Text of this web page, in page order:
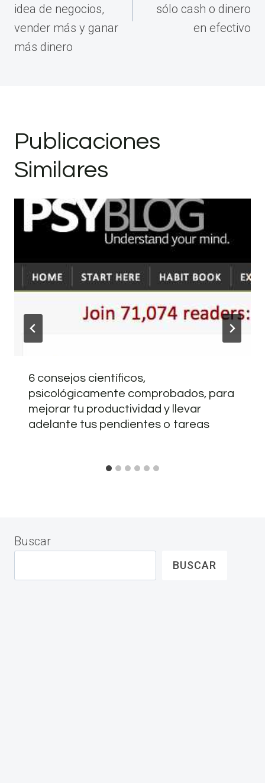
idea de negocios,
vender más y ganar
más dinero
sólo cash o dinero
en efectivo
Publicaciones
Similares
6 consejos científicos,
psicológicamente comprobados, para
mejorar tu productividad y llevar
adelante tus pendientes o tareas
Buscar
BUSCAR